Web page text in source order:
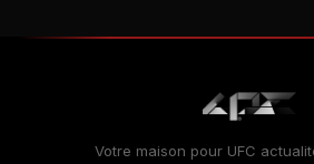
Votre maison pour UFC